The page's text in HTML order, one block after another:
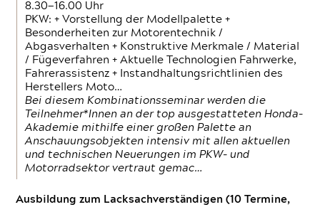
8.30—16.00 Uhr
PKW: + Vorstellung der Modellpalette +
Besonderheiten zur Motorentechnik /
Abgasverhalten + Konstruktive Merkmale / Material
/ Fügeverfahren + Aktuelle Technologien Fahrwerke,
Fahrerassistenz + Instandhaltungsrichtlinien des
Herstellers Moto…
Bei diesem Kombinationsseminar werden die
Teilnehmer*Innen an der top ausgestatteten Honda-
Akademie mithilfe einer großen Palette an
Anschauungsobjekten intensiv mit allen aktuellen
und technischen Neuerungen im PKW- und
Motorradsektor vertraut gemac…
Ausbildung zum Lacksachverständigen (10 Termine,